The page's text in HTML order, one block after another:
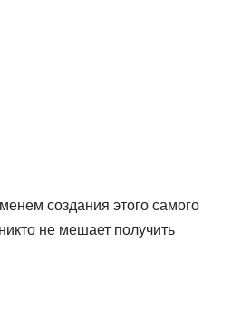
создания этого самого
не мешает получить